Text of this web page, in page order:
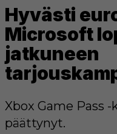
Hyvästi
Microsoft
jatkuneen
Xbox Game Pass
päättynyt.